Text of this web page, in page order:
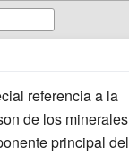
referencia a la
de los minerales
principal del